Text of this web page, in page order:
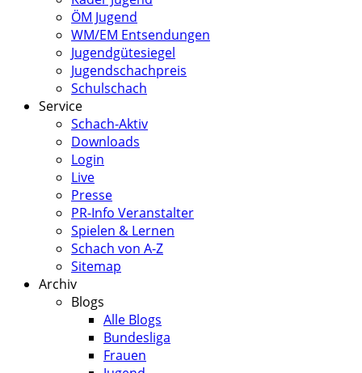
ÖM Jugend
WM/EM Entsendungen
Jugendgütesiegel
Jugendschachpreis
Schulschach
Service
Schach-Aktiv
Downloads
Login
Live
Presse
PR-Info Veranstalter
Spielen & Lernen
Schach von A-Z
Sitemap
Archiv
Blogs
Alle Blogs
Bundesliga
Frauen